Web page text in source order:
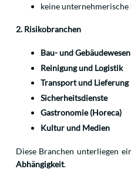
keine
2. Risikobranchen
Bau- und Gebäudewesen
Reinigung und Logistik
Transport und Lieferung
Sicherheitsdienste
Gastronomie (Horeca)
Kultur und Medien
Diese Branchen unterliegen
Abhängigkeit.